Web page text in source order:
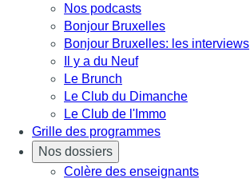
Nos podcasts
Bonjour Bruxelles
Bonjour Bruxelles: les interviews
Il y a du Neuf
Le Brunch
Le Club du Dimanche
Le Club de l'Immo
Grille des programmes
Nos dossiers
Colère des enseignants